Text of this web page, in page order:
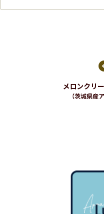
メロンクリ
（茨城県産